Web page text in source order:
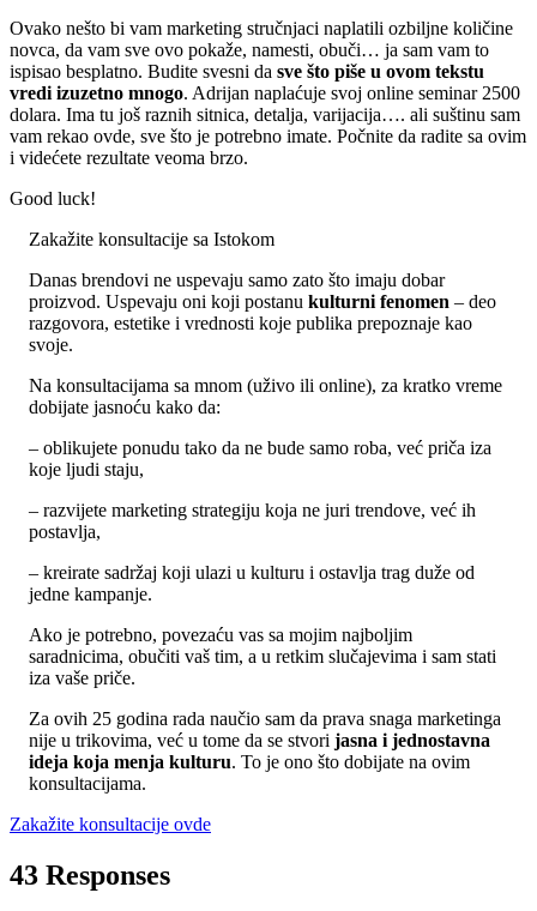
Ovako nešto bi vam marketing stručnjaci naplatili ozbiljne količine
novca, da vam sve ovo pokaže, namesti, obuči… ja sam vam to
ispisao besplatno. Budite svesni da sve što piše u ovom tekstu
vredi izuzetno mnogo. Adrijan naplaćuje svoj online seminar 2500
dolara. Ima tu još raznih sitnica, detalja, varijacija…. ali suštinu sam
vam rekao ovde, sve što je potrebno imate. Počnite da radite sa ovim
i videćete rezultate veoma brzo.
Good luck!
Zakažite konsultacije sa Istokom
Danas brendovi ne uspevaju samo zato što imaju dobar
proizvod. Uspevaju oni koji postanu kulturni fenomen – deo
razgovora, estetike i vrednosti koje publika prepoznaje kao
svoje.
Na konsultacijama sa mnom (uživo ili online), za kratko vreme
dobijate jasnoću kako da:
– oblikujete ponudu tako da ne bude samo roba, već priča iza
koje ljudi staju,
– razvijete marketing strategiju koja ne juri trendove, već ih
postavlja,
– kreirate sadržaj koji ulazi u kulturu i ostavlja trag duže od
jedne kampanje.
Ako je potrebno, povezaću vas sa mojim najboljim
saradnicima, obučiti vaš tim, a u retkim slučajevima i sam stati
iza vaše priče.
Za ovih 25 godina rada naučio sam da prava snaga marketinga
nije u trikovima, već u tome da se stvori jasna i jednostavna
ideja koja menja kulturu. To je ono što dobijate na ovim
konsultacijama.
Zakažite konsultacije ovde
43 Responses